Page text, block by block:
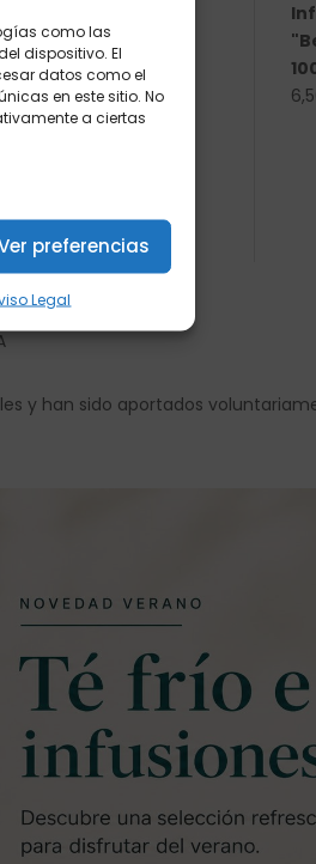
como las
dispositivo. El
datos como el
en este sitio. No
a ciertas
preferencias
Legal
y han sido aportados